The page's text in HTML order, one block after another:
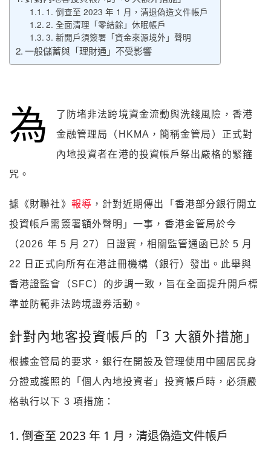
1. 倒查至 2023 年 1 月，清退偽造文件帳戶
2. 全面清理「零結餘」休眠帳戶
3. 新開戶須簽署「資金來源境外」聲明
一般儲蓄與「理財通」不受影響
為
了防堵非法跨境資金流動與洗錢風險，香港
金融管理局（HKMA，簡稱金管局）正式對
內地投資者在港的投資帳戶祭出嚴格的緊箍
咒。
據《財聯社》 報導 ，針對近期傳出「香港部分銀行開立
投資帳戶需簽署額外聲明」一事，香港金管局於今
（2026 年 5 月 27）日證實，相關監管通函已於 5 月
22 日正式向所有在港註冊機構（銀行）發出。此舉與
香港證監會（SFC）的步調一致，旨在全面提升開戶標
準並防範非法跨境證券活動。
針對內地客投資帳戶的「3 大額外措施」
根據金管局的要求，銀行在開設及管理使用中國居民身
分證或護照的「個人內地投資者」投資帳戶時，必須嚴
格執行以下 3 項措施：
1. 倒查至 2023 年 1 月，清退偽造文件帳戶